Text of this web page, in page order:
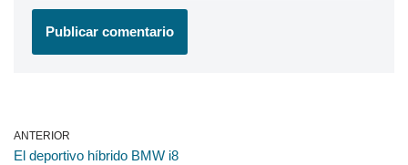
ANTERIOR
El deportivo híbrido BMW i8